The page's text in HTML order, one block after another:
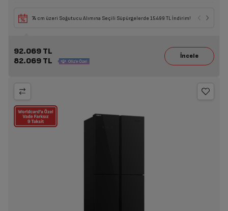
74 cm üzeri Soğutucu Alımına Seçili Süpürgelerde 15.499 TL İndirim!
92.069 TL
82.069 TL